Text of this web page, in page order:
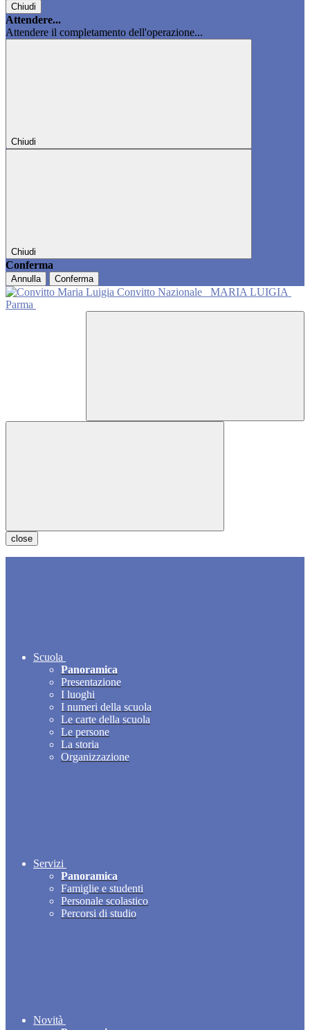
Chiudi
Attendere...
Attendere il completamento dell'operazione...
Chiudi
Chiudi
Conferma
Annulla Conferma
Convitto Nazionale
MARIA LUIGIA
Parma
close
Scuola
Panoramica
Presentazione
I luoghi
I numeri della scuola
Le carte della scuola
Le persone
La storia
Organizzazione
Servizi
Panoramica
Famiglie e studenti
Personale scolastico
Percorsi di studio
Novità